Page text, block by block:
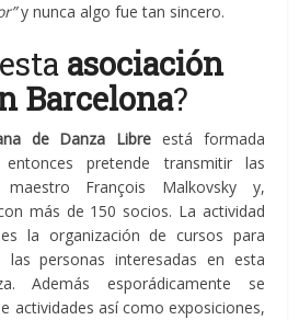
y nunca algo fue tan sincero.
asociación
Barcelona?
de Danza Libreestá formada
pretende transmitir las
François Malkovsky y,
más de 150 socios. La actividad
la organización de cursos para
personas interesadas en esta
Además esporádicamente se
actividades así como exposiciones,